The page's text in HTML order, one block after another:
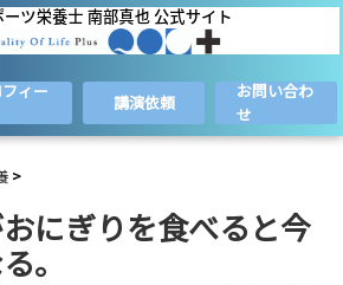
ィー
講演依頼
お問い合わ
せ
にぎりを食べると今
。